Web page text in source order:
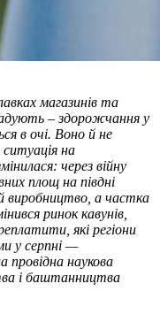
магазинів та
– здорожчання у
в очі. Воно й не
на
через війну
площ на півдні
виробництво, а частка
ринок кавунів,
які регіони
у серпні —
провідна наукова
і баштанництва